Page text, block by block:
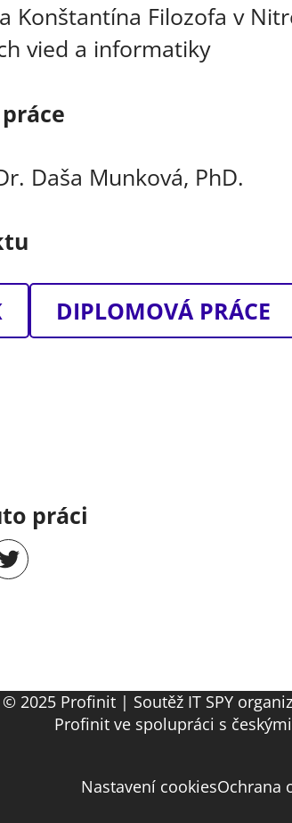
Konštantína Filozofa v
vied a informatiky
Daša Munková, PhD.
DIPLOMOVÁ PRÁCE
práci
© 2025 Profinit | Soutěž IT SPY
Profinit ve spolupráci s
Nastavení cookiesOchrana